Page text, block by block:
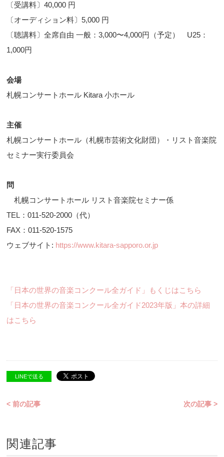
〔受講料〕40,000 円
〔オーディション料〕5,000 円
〔聴講料〕全席自由 一般：3,000〜4,000円（予定） U25：
1,000円
会場
札幌コンサートホール Kitara 小ホール
主催
札幌コンサートホール（札幌市芸術文化財団）・リスト音楽院
セミナー実行委員会
問
札幌コンサートホール リスト音楽院セミナー係
TEL：011-520-2000（代）
FAX：011-520-1575
ウェブサイト: https://www.kitara-sapporo.or.jp
「日本の世界の音楽コンクール全ガイド」もくじはこちら
「日本の世界の音楽コンクール全ガイド2023年版」本の詳細
はこちら
LINEで送る
< 前の記事 次の記事 >
関連記事